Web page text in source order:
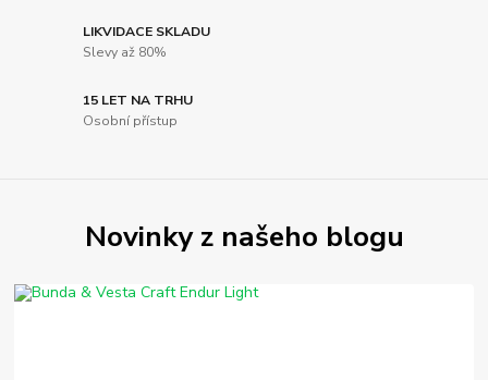
LIKVIDACE SKLADU
Slevy až 80%
15 LET NA TRHU
Osobní přístup
Novinky z našeho blogu